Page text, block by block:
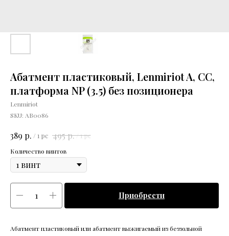
Абатмент пластиковый, Lenmiriot A, CC,
платформа NP (3.5) без позиционера
Lenmiriot
SKU: АВ0086
389 р. / 1 pc 495р./1 pc
Количество винтов
Приобрести
Абатмент пластиковый или абатмент выжигаемый из беззольной